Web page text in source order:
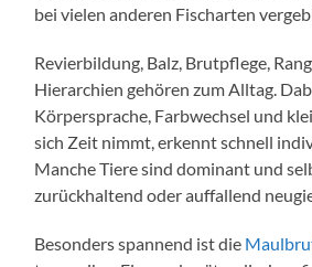
bei vielen anderen Fischarten
Revierbildung, Balz, Brutpflege,
Hierarchien gehören zum Alltag.
Körpersprache, Farbwechsel und
sich Zeit nimmt, erkennt schnell
Manche Tiere sind dominant und
zurückhaltend oder auffallend
Besonders spannend ist die